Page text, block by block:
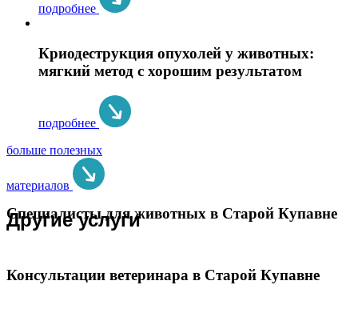
подробнее
Криодеструкция опухолей у животных:
мягкий метод с хорошим результатом
подробнее
больше полезных
материалов
Другие услуги
Специалисты для животных в Старой Купавне
Консультации ветеринара в Старой Купавне